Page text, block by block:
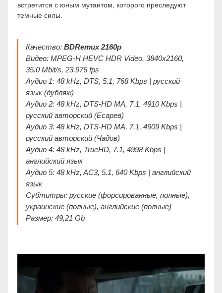
встретится с юным мутантом, которого преследуют
темные силы.
Качество:BDRemux 2160p
Видео: MPEG-H HEVC HDR Video, 3840x2160,
35.0 Mbit/s, 23.976 fps
Аудио 1: 48 kHz, DTS, 5.1, 768 Kbps | русский
язык (дубляж)
Аудио 2: 48 kHz, DTS-HD MA, 7.1, 4910 Kbps |
русский авторский (Есарев)
Аудио 3: 48 kHz, DTS-HD MA, 7.1, 4909 Kbps |
русский авторский (Чадов)
Аудио 4: 48 kHz, TrueHD, 7.1, 4998 Kbps |
английский язык
Аудио 5: 48 kHz, AC3, 5.1, 640 Kbps | английский
язык
Субтитры: русские (форсированные, полные),
украинские (полные), английские (полные)
Размер: 49,21 Gb